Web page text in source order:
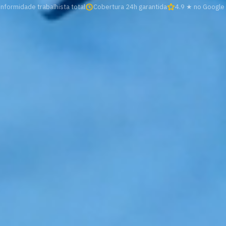
trabalhista total Cobertura 24h garantida 4.9 ★ no Google